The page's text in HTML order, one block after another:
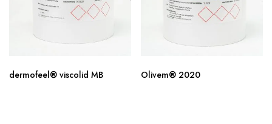
dermofeel® viscolid MB Olivem® 2020